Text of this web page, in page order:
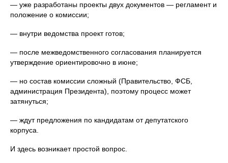
— уже разработаны проекты двух документов — регламент и
положение о комиссии;
— внутри ведомства проект готов;
— после межведомственного согласования планируется
утверждение ориентировочно в июне;
— но состав комиссии сложный (Правительство, ФСБ,
администрация Президента), поэтому процесс может
затянуться;
— ждут предложения по кандидатам от депутатского
корпуса.
И здесь возникает простой вопрос.